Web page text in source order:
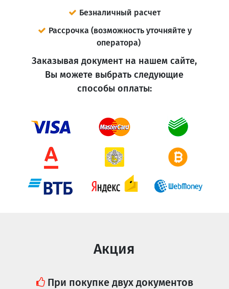
Безналичный расчет
Рассрочка (возможность уточняйте у
оператора)
Заказывая документ на нашем сайте,
Вы можете выбрать следующие
способы оплаты:
Акция
При покупке двух документов